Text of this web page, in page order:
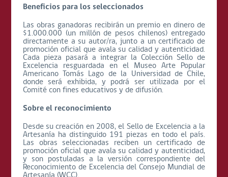
Beneficios para los seleccionados
Las obras ganadoras recibirán un premio en dinero de
$1.000.000 (un millón de pesos chilenos) entregado
directamente a su autor/ra, junto a un certificado de
promoción oficial que avala su calidad y autenticidad.
Cada pieza pasará a integrar la Colección Sello de
Excelencia resguardada en el Museo Arte Popular
Americano Tomás Lago de la Universidad de Chile,
donde será exhibida, y podrá ser utilizada por el
Comité con fines educativos y de difusión.
Sobre el reconocimiento
Desde su creación en 2008, el Sello de Excelencia a la
Artesanía ha distinguido 191 piezas en todo el país.
Las obras seleccionadas reciben un certificado de
promoción oficial que avala su calidad y autenticidad,
y son postuladas a la versión correspondiente del
Reconocimiento de Excelencia del Consejo Mundial de
Artesanía (WCC).